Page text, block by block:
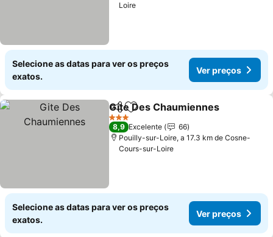
Loire
Selecione as datas para ver os preços
exatos.
Ver preços
PartilharAdicionar aos favoritos
Gite Des Chaumiennes
3 Estrelas
8,9 Excelente
66
Pouilly-sur-Loire, a 17.3 km de Cosne-
Cours-sur-Loire
Selecione as datas para ver os preços
exatos.
Ver preços